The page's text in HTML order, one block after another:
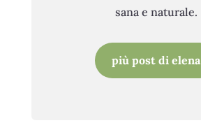
sana e naturale.
più post di elena